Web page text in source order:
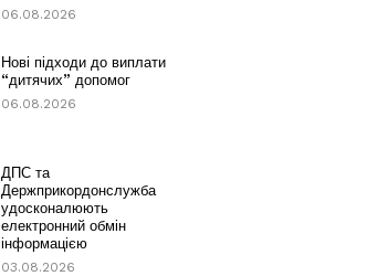
06.08.2026
Нові підходи до виплати
“дитячих” допомог
06.08.2026
ДПС та
Держприкордонслужба
удосконалюють
електронний обмін
інформацією
03.08.2026